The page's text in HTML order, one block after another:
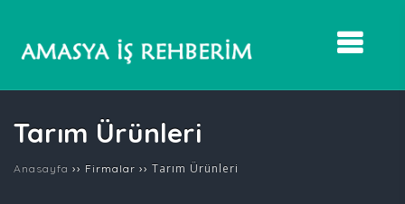
Tarım Ürünleri
Anasayfa ›› Firmalar ›› Tarım Ürünleri